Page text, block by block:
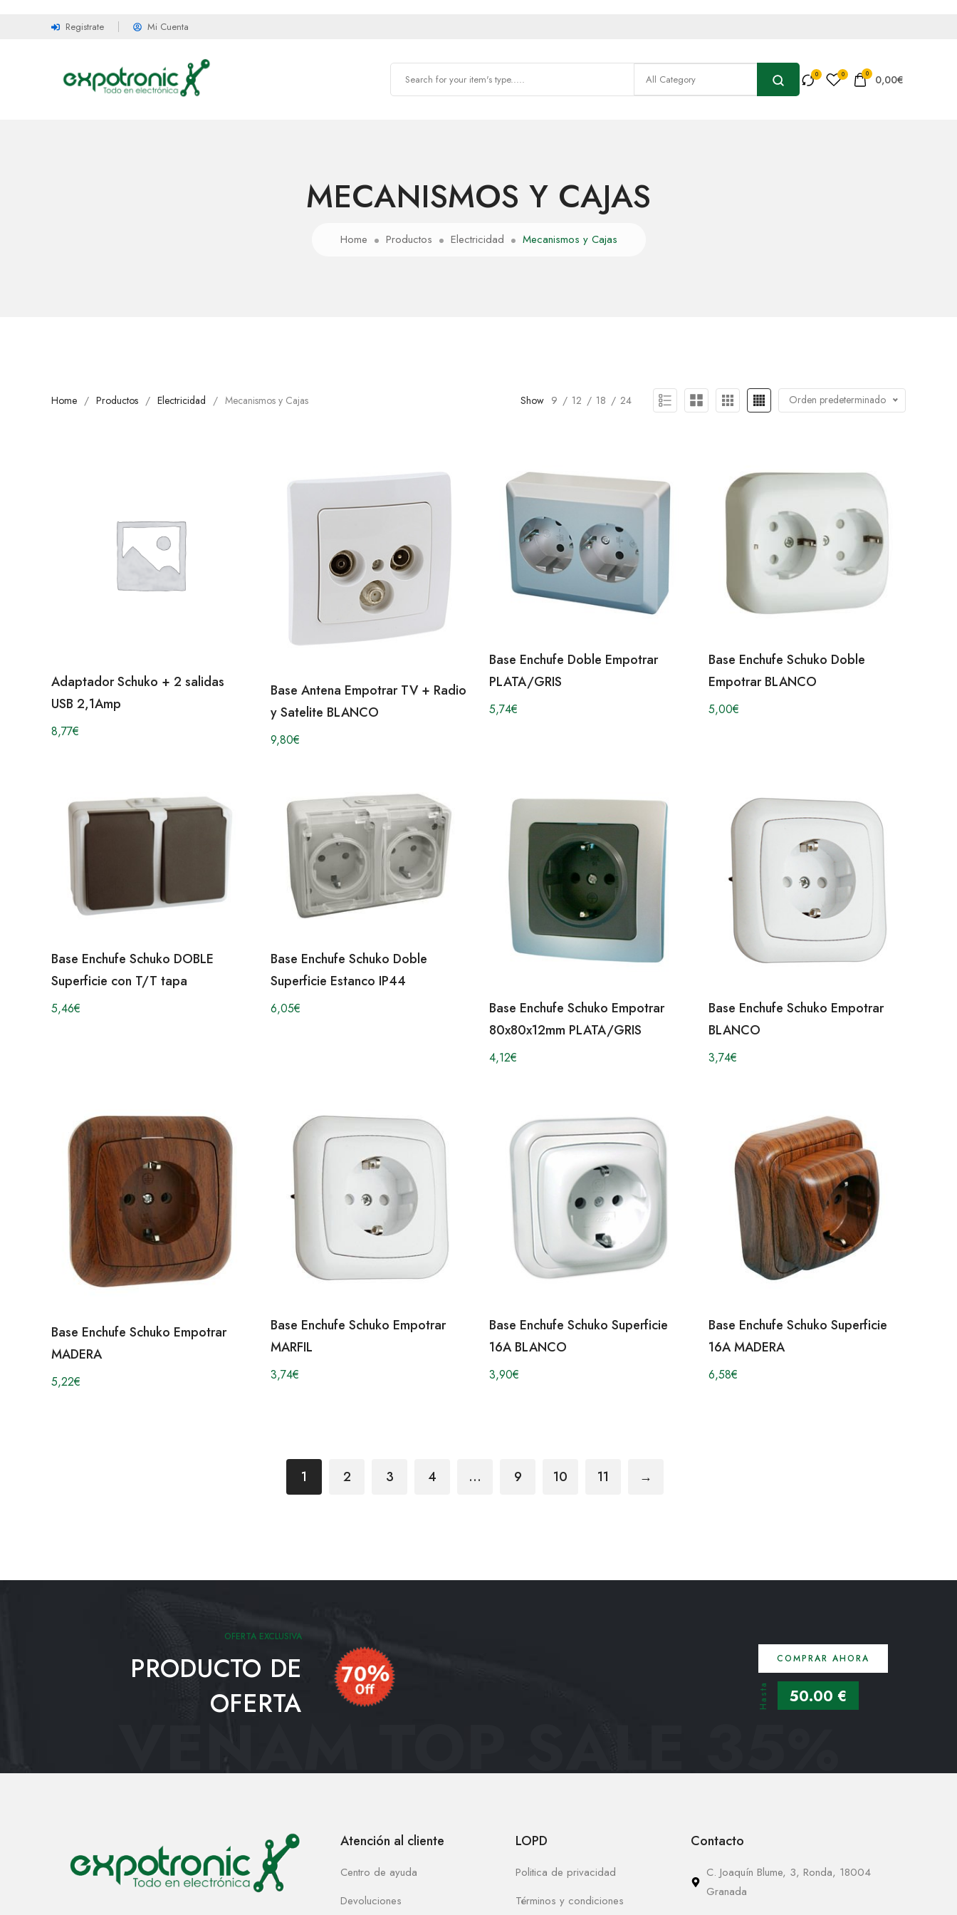
Registrate Mi Cuenta
0 0,00€
MECANISMOS Y CAJAS
Home Productos Electricidad Mecanismos y Cajas
Home Productos Electricidad Mecanismos y Cajas Show 9 12 18 24 Orden predeterminado
Adaptador Schuko + 2 salidas
USB 2,1Amp
8,77€
Base Antena Empotrar TV + Radio
y Satelite BLANCO
9,80€
Base Enchufe Doble Empotrar
PLATA/GRIS
5,74€
Base Enchufe Schuko Doble
Empotrar BLANCO
5,00€
Base Enchufe Schuko DOBLE
Superficie con T/T tapa
5,46€
Base Enchufe Schuko Doble
Superficie Estanco IP44
6,05€
Base Enchufe Schuko Empotrar
80x80x12mm PLATA/GRIS
4,12€
Base Enchufe Schuko Empotrar
BLANCO
3,74€
Base Enchufe Schuko Empotrar
MADERA
5,22€
Base Enchufe Schuko Empotrar
MARFIL
3,74€
Base Enchufe Schuko Superficie
16A BLANCO
3,90€
Base Enchufe Schuko Superficie
16A MADERA
6,58€
1 2 3 4 … 9 10 11 →
OFERTA EXCLUSIVA
PRODUCTO DE
OFERTA
COMPRAR AHORA
Hasta 50.00 €
VENAM TOP SALE 35%
Atención al cliente
Centro de ayuda
Devoluciones
LOPD
Politica de privacidad
Términos y condiciones
Contacto
C. Joaquín Blume, 3, Ronda, 18004
Granada